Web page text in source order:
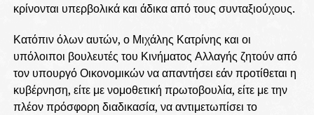
κρίνονται υπερβολικά και άδικα από τους συνταξιούχους.
Κατόπιν όλων αυτών, ο Μιχάλης Κατρίνης και οι
υπόλοιποι βουλευτές του Κινήματος Αλλαγής ζητούν από
τον υπουργό Οικονομικών να απαντήσει εάν προτίθεται η
κυβέρνηση, είτε με νομοθετική πρωτοβουλία, είτε με την
πλέον πρόσφορη διαδικασία, να αντιμετωπίσει το